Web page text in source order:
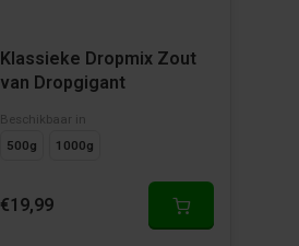
Klassieke Dropmix Zout
van Dropgigant
Beschikbaar in
500g
1000g
€19,99